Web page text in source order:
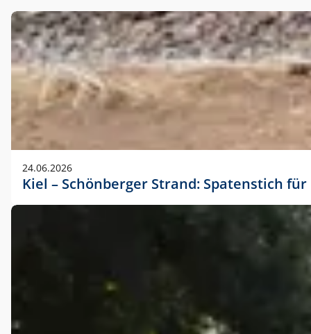
24.06.2026
Kiel – Schönberger Strand: Spatenstich